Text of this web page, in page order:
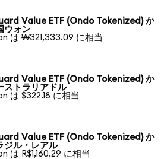
Value ETF (Ondo Tokenized) か
ウォン
は ₩321,333.09 に相当
Value ETF (Ondo Tokenized) か
ストラリアドル
は $322.18 に相当
Value ETF (Ondo Tokenized) か
ジル・レアル
は R$1,160.29 に相当